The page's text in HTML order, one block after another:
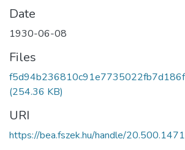
Date
1930-06-08
Files
(254.36 KB)
URI
https://bea.fszek.hu/handle/